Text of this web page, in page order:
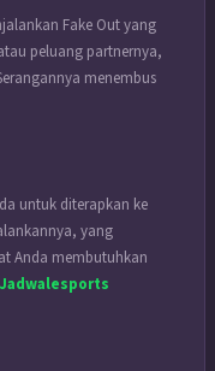
Fake Out yang
peluang partnernya,
menembus
untuk diterapkan ke
yang
Anda membutuhkan
Jadwalesports